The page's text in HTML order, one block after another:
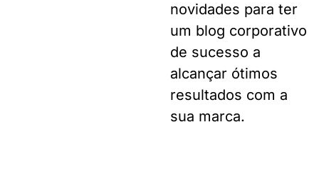
novidades para ter
um blog corporativo
de sucesso a
alcançar ótimos
resultados com a
sua marca.